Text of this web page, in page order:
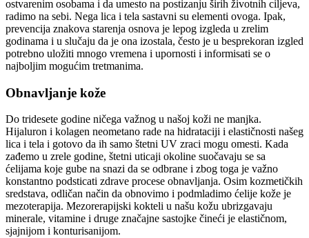
ostvarenim osobama i da umesto na postizanju širih životnih ciljeva,
radimo na sebi. Nega lica i tela sastavni su elementi ovoga. Ipak,
prevencija znakova starenja osnova je lepog izgleda u zrelim
godinama i u slučaju da je ona izostala, često je u besprekoran izgled
potrebno uložiti mnogo vremena i upornosti i informisati se o
najboljim mogućim tretmanima.
Obnavljanje kože
Do tridesete godine ničega važnog u našoj koži ne manjka.
Hijaluron i kolagen neometano rade na hidrataciji i elastičnosti našeg
lica i tela i gotovo da ih samo štetni UV zraci mogu omesti. Kada
zađemo u zrele godine, štetni uticaji okoline suočavaju se sa
ćelijama koje gube na snazi da se odbrane i zbog toga je važno
konstantno podsticati zdrave procese obnavljanja. Osim kozmetičkih
sredstava, odličan način da obnovimo i podmladimo ćelije kože je
mezoterapija. Mezorerapijski kokteli u našu kožu ubrizgavaju
minerale, vitamine i druge značajne sastojke čineći je elastičnom,
sjajnijom i konturisanijom.